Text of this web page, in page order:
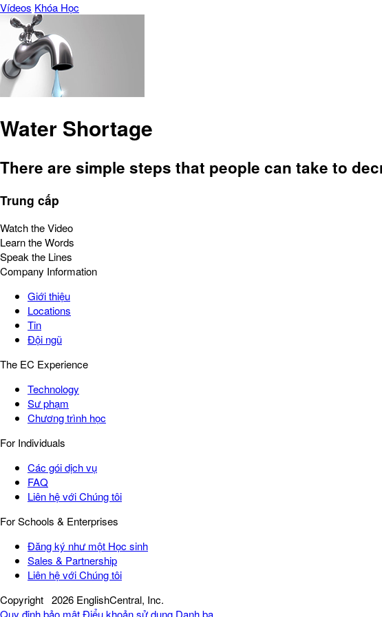
Vídeos Khóa Học
Water Shortage
There are simple steps that people can take to
Trung cấp
Watch the Video
Learn the Words
Speak the Lines
Company Information
Giới thiệu
Locations
Tin
Đội ngũ
The EC Experience
Technology
Sư phạm
Chương trình học
For Individuals
Các gói dịch vụ
FAQ
Liên hệ với Chúng tôi
For Schools & Enterprises
Đăng ký như một Học sinh
Sales & Partnership
Liên hệ với Chúng tôi
Copyright 2026 EnglishCentral, Inc.